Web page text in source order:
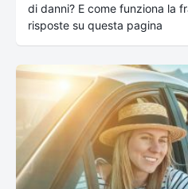
di danni? E come funziona la
risposte su questa pagina